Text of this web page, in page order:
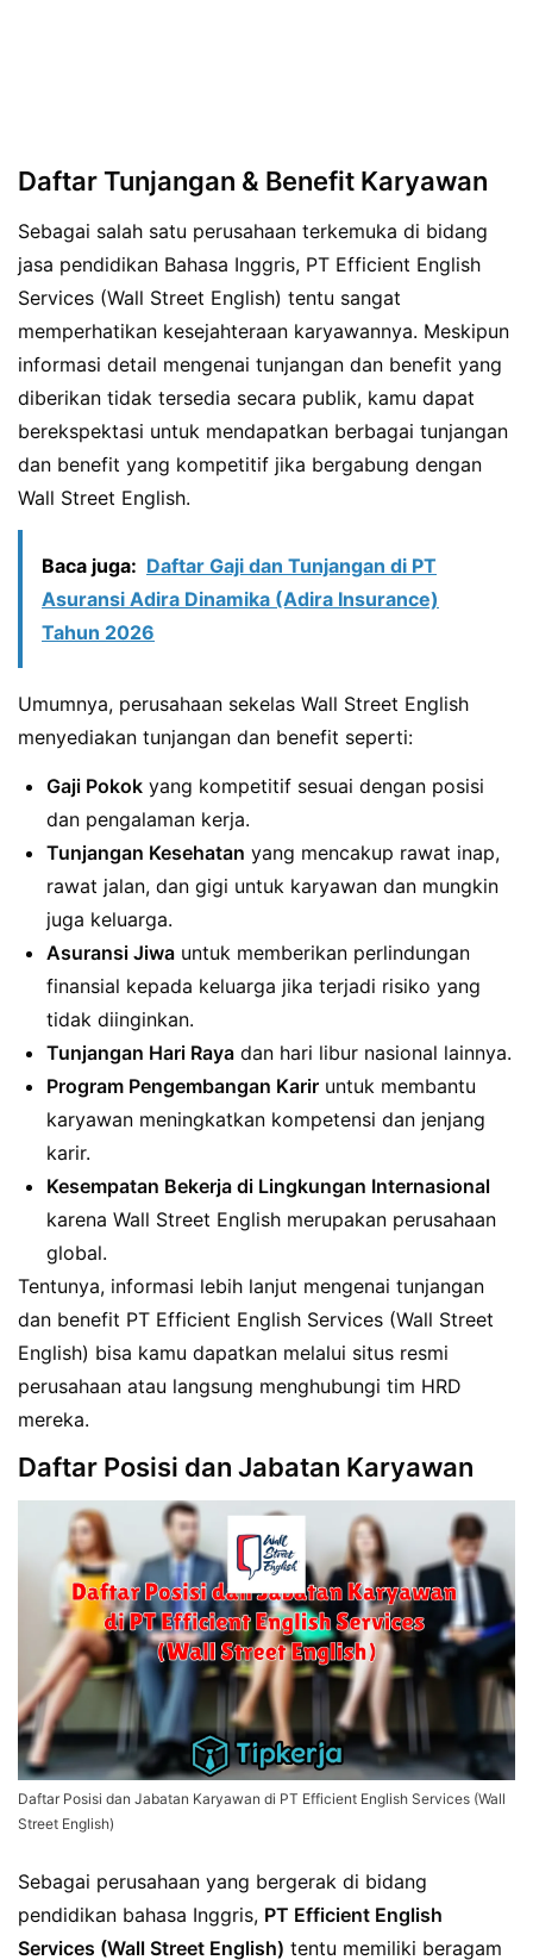
Daftar Tunjangan & Benefit Karyawan
Sebagai salah satu perusahaan terkemuka di bidang
jasa pendidikan Bahasa Inggris, PT Efficient English
Services (Wall Street English) tentu sangat
memperhatikan kesejahteraan karyawannya. Meskipun
informasi detail mengenai tunjangan dan benefit yang
diberikan tidak tersedia secara publik, kamu dapat
berekspektasi untuk mendapatkan berbagai tunjangan
dan benefit yang kompetitif jika bergabung dengan
Wall Street English.
Baca juga: Daftar Gaji dan Tunjangan di PT
Asuransi Adira Dinamika (Adira Insurance)
Tahun 2026
Umumnya, perusahaan sekelas Wall Street English
menyediakan tunjangan dan benefit seperti:
Gaji Pokok yang kompetitif sesuai dengan posisi
dan pengalaman kerja.
Tunjangan Kesehatan yang mencakup rawat inap,
rawat jalan, dan gigi untuk karyawan dan mungkin
juga keluarga.
Asuransi Jiwa untuk memberikan perlindungan
finansial kepada keluarga jika terjadi risiko yang
tidak diinginkan.
Tunjangan Hari Raya dan hari libur nasional lainnya.
Program Pengembangan Karir untuk membantu
karyawan meningkatkan kompetensi dan jenjang
karir.
Kesempatan Bekerja di Lingkungan Internasional
karena Wall Street English merupakan perusahaan
global.
Tentunya, informasi lebih lanjut mengenai tunjangan
dan benefit PT Efficient English Services (Wall Street
English) bisa kamu dapatkan melalui situs resmi
perusahaan atau langsung menghubungi tim HRD
mereka.
Daftar Posisi dan Jabatan Karyawan
Daftar Posisi dan Jabatan Karyawan di PT Efficient English Services (Wall
Street English)
Sebagai perusahaan yang bergerak di bidang
pendidikan bahasa Inggris, PT Efficient English
Services (Wall Street English) tentu memiliki beragam